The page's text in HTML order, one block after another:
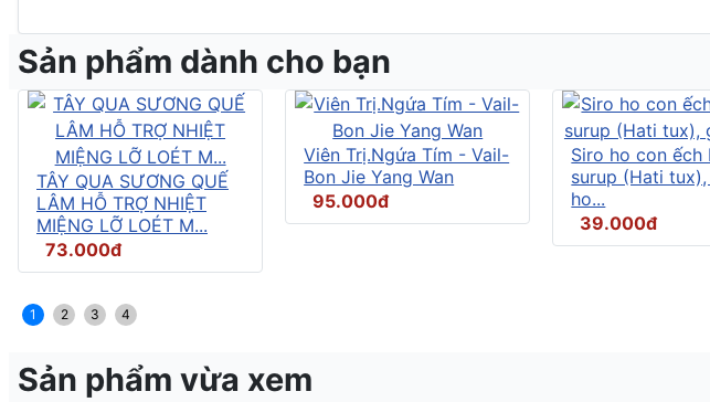
Sản phẩm dành cho bạn
TÂY QUA SƯƠNG QUẾ
LÂM HỖ TRỢ NHIỆT
MIỆNG LỠ LOÉT M...
73.000đ
Viên Trị.Ngứa Tím - Vail-
Bon Jie Yang Wan
95.000đ
Siro ho con ếch
surup (Hati
ho...
39.000đ
1 2 3 4
Sản phẩm vừa xem